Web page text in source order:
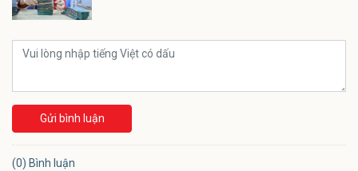
Gửi bình luận
(0) Bình luận